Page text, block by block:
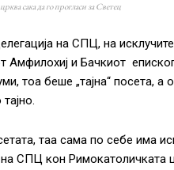
сака да го прогласи за Светец
на СПЦ, на
Амфилохиј и Бачкиот
тоа беше „тајна“ посета,
таа сама по себе има
на СПЦ кон